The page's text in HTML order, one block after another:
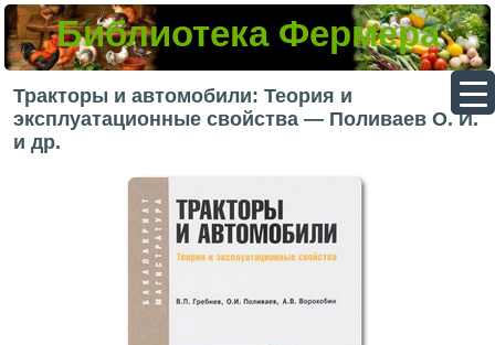
Библиотека Фермера
Тракторы и автомобили: Теория и
эксплуатационные свойства — Поливаев О. И.
и др.